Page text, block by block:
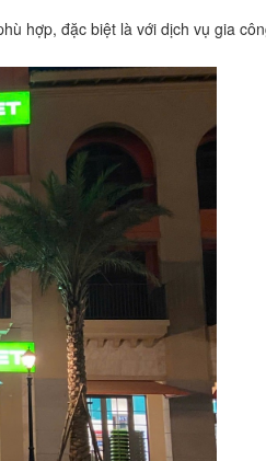
hợp, đặc biệt là với dịch vụ gia